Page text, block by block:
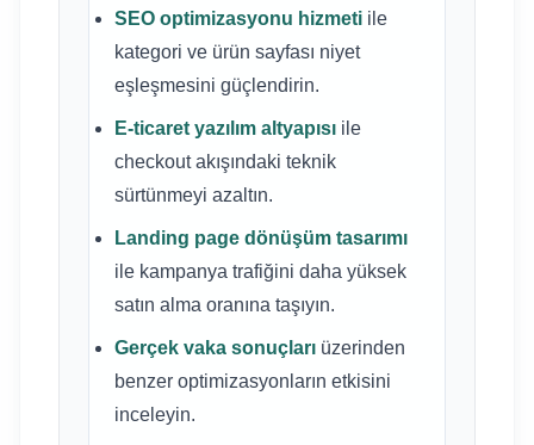
SEO optimizasyonu hizmetiile
kategori ve ürün sayfası niyet
eşleşmesini güçlendirin.
E-ticaret yazılım altyapısıile
checkout akışındaki teknik
sürtünmeyi azaltın.
Landing page dönüşüm tasarımı
ile kampanya trafiğini daha yüksek
satın alma oranına taşıyın.
Gerçek vaka sonuçlarıüzerinden
benzer optimizasyonların etkisini
inceleyin.